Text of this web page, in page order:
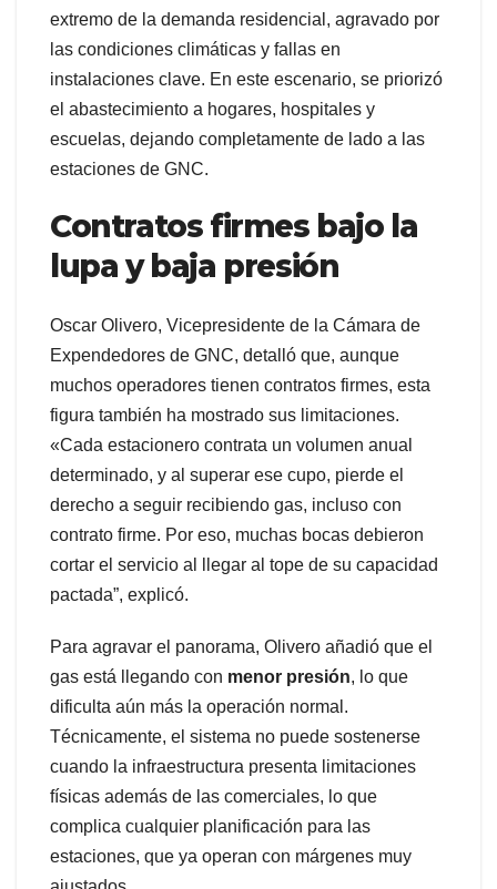
extremo de la demanda residencial, agravado por
las condiciones climáticas y fallas en
instalaciones clave. En este escenario, se priorizó
el abastecimiento a hogares, hospitales y
escuelas, dejando completamente de lado a las
estaciones de GNC.
Contratos firmes bajo la
lupa y baja presión
Oscar Olivero, Vicepresidente de la Cámara de
Expendedores de GNC, detalló que, aunque
muchos operadores tienen contratos firmes, esta
figura también ha mostrado sus limitaciones.
«Cada estacionero contrata un volumen anual
determinado, y al superar ese cupo, pierde el
derecho a seguir recibiendo gas, incluso con
contrato firme. Por eso, muchas bocas debieron
cortar el servicio al llegar al tope de su capacidad
pactada”, explicó.
Para agravar el panorama, Olivero añadió que el
gas está llegando con menor presión, lo que
dificulta aún más la operación normal.
Técnicamente, el sistema no puede sostenerse
cuando la infraestructura presenta limitaciones
físicas además de las comerciales, lo que
complica cualquier planificación para las
estaciones, que ya operan con márgenes muy